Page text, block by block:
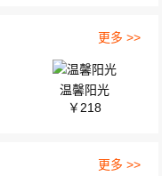
更多 >>
温馨阳光
￥218
更多 >>